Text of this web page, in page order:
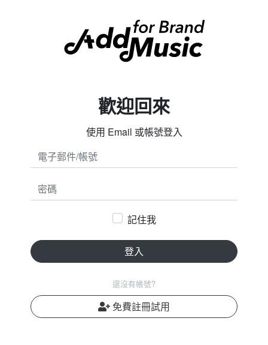
歡迎回來
使用 Email 或帳號登入
記住我
登入
還沒有帳號?
免費註冊試用